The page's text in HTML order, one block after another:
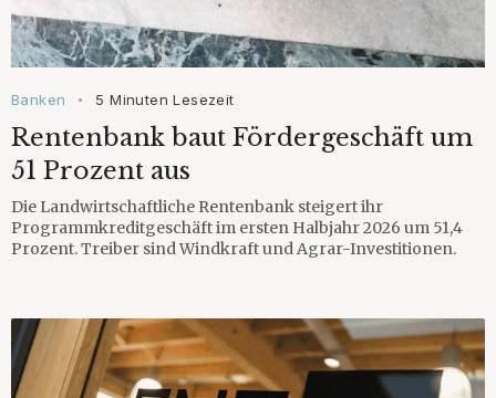
Banken • 5 Minuten Lesezeit
Rentenbank baut Fördergeschäft um
51 Prozent aus
Die Landwirtschaftliche Rentenbank steigert ihr
Programmkreditgeschäft im ersten Halbjahr 2026 um 51,4
Prozent. Treiber sind Windkraft und Agrar-Investitionen.